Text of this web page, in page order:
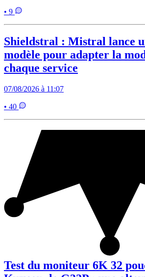
• 9
Shieldstral : Mistral lance
modèle pour adapter la
chaque service
07/08/2026 à 11:07
• 40
Test du moniteur 6K 32